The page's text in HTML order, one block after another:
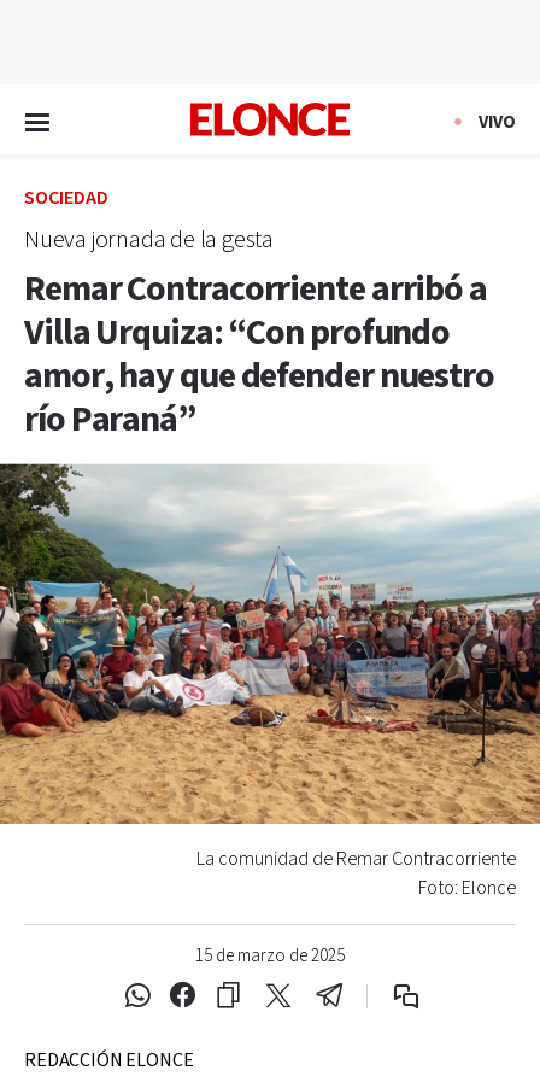
VIVO
SOCIEDAD
Nueva jornada de la gesta
Remar Contracorriente arribó a
Villa Urquiza: “Con profundo
amor, hay que defender nuestro
río Paraná”
15 de marzo de 2025
La comunidad de Remar Contracorriente
Foto: Elonce
REDACCIÓN ELONCE